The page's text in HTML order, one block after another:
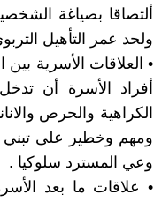
ألتصاقا بصياغة
ولحد عمر التأهيل
• العلاقات الأسرية بين
أفراد الأسرة أن
الكراهية والحرص
ومهم وخطير على تبني
وعي المسترد سلوكيا .
• علاقات ما بعد